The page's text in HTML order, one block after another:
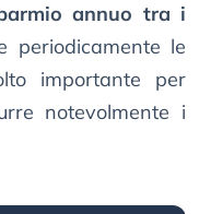
annuo tra i
periodicamente le
importante per
notevolmente i